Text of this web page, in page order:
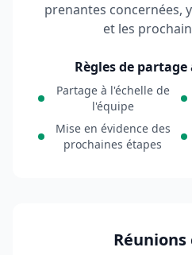
prenantes concernées,
et les
Règles de
Partage à l'échelle de
l'équipe
Mise en évidence des
prochaines étapes